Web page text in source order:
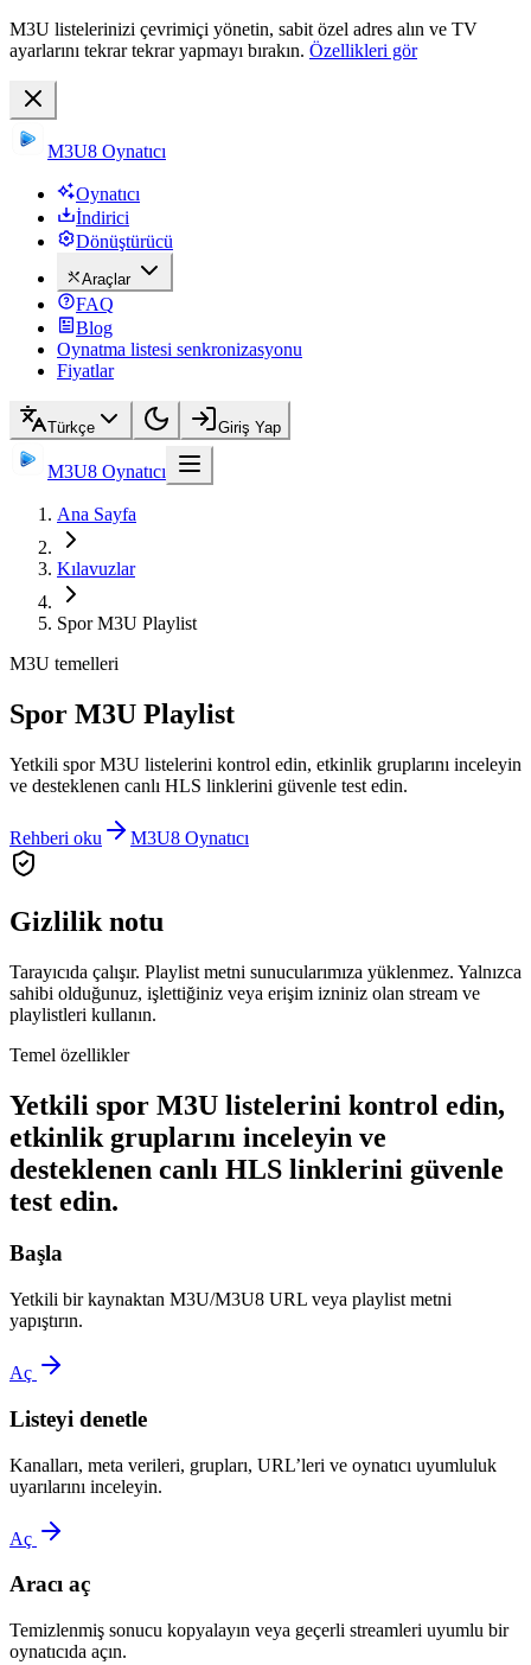
M3U listelerinizi çevrimiçi yönetin, sabit özel adres alın ve TV
ayarlarını tekrar tekrar yapmayı bırakın. Özellikleri gör
M3U8 Oynatıcı
Oynatıcı
İndirici
Dönüştürücü
Araçlar
FAQ
Blog
Oynatma listesi senkronizasyonu
Fiyatlar
Türkçe Giriş Yap
M3U8 Oynatıcı
Ana Sayfa
Kılavuzlar
Spor M3U Playlist
M3U temelleri
Spor M3U Playlist
Yetkili spor M3U listelerini kontrol edin, etkinlik gruplarını inceleyin
ve desteklenen canlı HLS linklerini güvenle test edin.
Rehberi oku M3U8 Oynatıcı
Gizlilik notu
Tarayıcıda çalışır. Playlist metni sunucularımıza yüklenmez. Yalnızca
sahibi olduğunuz, işlettiğiniz veya erişim izniniz olan stream ve
playlistleri kullanın.
Temel özellikler
Yetkili spor M3U listelerini kontrol edin,
etkinlik gruplarını inceleyin ve
desteklenen canlı HLS linklerini güvenle
test edin.
Başla
Yetkili bir kaynaktan M3U/M3U8 URL veya playlist metni
yapıştırın.
Aç
Listeyi denetle
Kanalları, meta verileri, grupları, URL’leri ve oynatıcı uyumluluk
uyarılarını inceleyin.
Aç
Aracı aç
Temizlenmiş sonucu kopyalayın veya geçerli streamleri uyumlu bir
oynatıcıda açın.